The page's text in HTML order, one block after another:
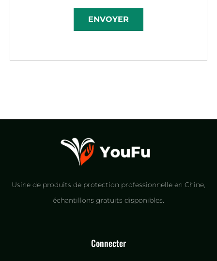
ENVOYER
Usine de produits de protection professionnelle en Chine,
échantillons gratuits disponibles.
Connecter